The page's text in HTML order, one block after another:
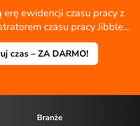
ewidencji czasu pracy z
czasu pracy Jibble...
czas – ZA DARMO!
Branże